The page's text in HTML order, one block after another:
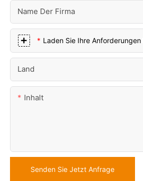
Name Der Firma
Laden Sie Ihre Anforderungen
Land
Inhalt
Senden Sie Jetzt Anfrage